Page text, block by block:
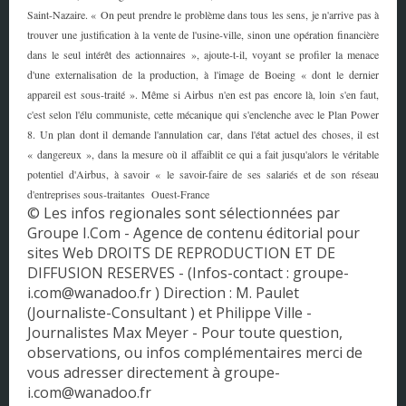
Pays de la Loire
Picardie
Poitou - Charentes
Provence - Alpes - Côte d'Azur
Rhône-Alpes
Saint-Nazaire. « On peut prendre le problème dans tous les sens, je n'arrive pas à
trouver une justification à la vente de l'usine-ville, sinon une opération financière
dans le seul intérêt des actionnaires », ajoute-t-il, voyant se profiler la menace
d'une externalisation de la production, à l'image de Boeing « dont le dernier
appareil est sous-traité ». Même si Airbus n'en est pas encore là, loin s'en faut,
c'est selon l'élu communiste, cette mécanique qui s'enclenche avec le Plan Power
8. Un plan dont il demande l'annulation car, dans l'état actuel des choses, il est
« dangereux », dans la mesure où il affaiblit ce qui a fait jusqu'alors le véritable
potentiel d'Airbus, à savoir « le savoir-faire de ses salariés et de son réseau
d'entreprises sous-traitantes Ouest-France
© Les infos regionales sont sélectionnées par
Groupe I.Com - Agence de contenu éditorial pour
sites Web DROITS DE REPRODUCTION ET DE
DIFFUSION RESERVES - (Infos-contact : groupe-
i.com@wanadoo.fr ) Direction : M. Paulet
(Journaliste-Consultant ) et Philippe Ville -
Journalistes Max Meyer - Pour toute question,
observations, ou infos complémentaires merci de
vous adresser directement à groupe-
i.com@wanadoo.fr